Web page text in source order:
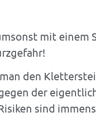
mit einem
den
der
sind